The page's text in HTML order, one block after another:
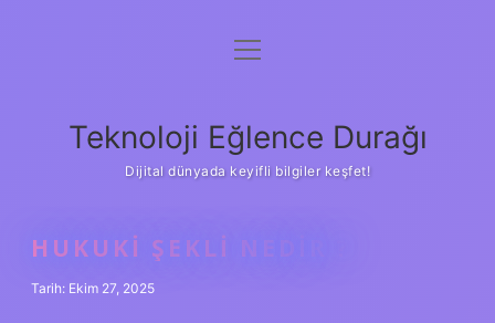
Anasayfa
Yasal Uyarı
menüyü
Teknoloji Eğlence Durağı
Dijital dünyada keyifli bilgiler keşfet!
HUKUKI ŞEKLI NEDIR ?
Tarih: Ekim 27, 2025